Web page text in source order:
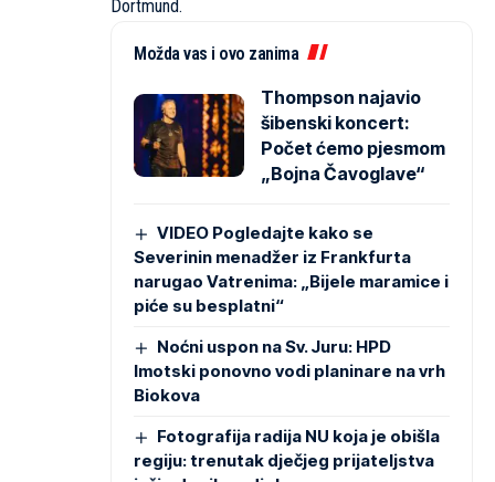
Dortmund.
Možda vas i ovo zanima
Thompson najavio
šibenski koncert:
Počet ćemo pjesmom
„Bojna Čavoglave“
VIDEO Pogledajte kako se
Severinin menadžer iz Frankfurta
narugao Vatrenima: „Bijele maramice i
piće su besplatni“
Noćni uspon na Sv. Juru: HPD
Imotski ponovno vodi planinare na vrh
Biokova
Fotografija radija NU koja je obišla
regiju: trenutak dječjeg prijateljstva